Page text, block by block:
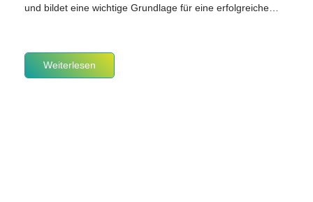
und bildet eine wichtige Grundlage für eine erfolgreiche…
Weiterlesen